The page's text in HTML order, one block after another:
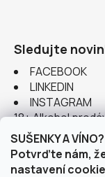
SUŠENKY A
Potvrďte nám,
nastavení
Sledujte
FACEBOOK
LINKEDIN
INSTAGRAM
18+ Alkohol
rozumem.